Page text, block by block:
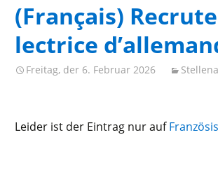
Studientage
(Français)
lectrice
Freitag, der 6. Februar 2026
Leider ist der Eintrag nur auf